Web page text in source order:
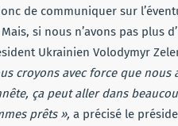
de communiquer sur
si nous n’avons pas plus
Ukrainien Volodymyr
croyons avec force que nous
ça peut aller dans
prêts », a précisé le